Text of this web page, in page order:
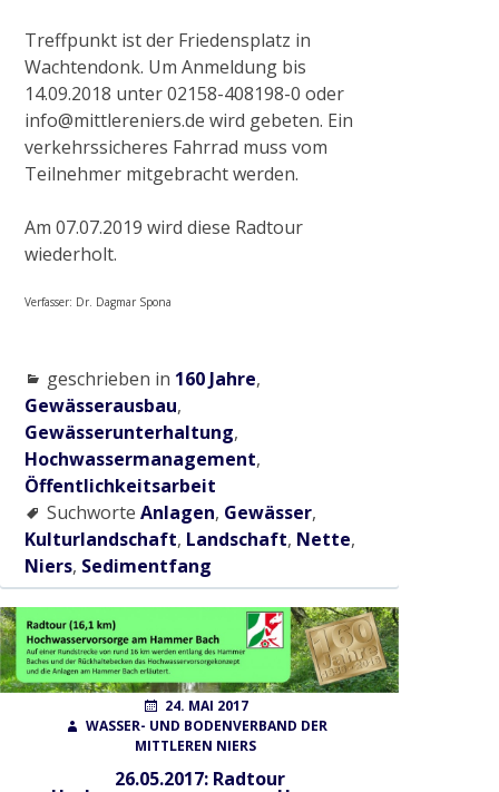
Grefrath-Vinkrath
2016
Gewässerrenaturierung Zweigkanal –
Mündung
Radtour zum historischen Wehr
Gewässerausbau Cloer am Bettrather Dyk
Sohlschalenentnahme
Radtour „Wasserwirtschaft rund um Grefrath“
Radtour „Hochwasservorsorge am Hammer
Bach“
Treffpunkt ist der Friedensplatz in
Wachtendonk. Um Anmeldung bis
14.09.2018 unter 02158-408198-0 oder
info@mittlereniers.de wird gebeten. Ein
verkehrssicheres Fahrrad muss vom
Teilnehmer mitgebracht werden.
Am 07.07.2019 wird diese Radtour
wiederholt.
Verfasser: Dr. Dagmar Spona
geschrieben in 160 Jahre,
Gewässerausbau,
Gewässerunterhaltung,
Hochwassermanagement,
Öffentlichkeitsarbeit
Suchworte Anlagen, Gewässer,
Kulturlandschaft, Landschaft, Nette,
Niers, Sedimentfang
POSTED
ON
24. MAI 2017
WASSER- UND BODENVERBAND DER
MITTLEREN NIERS
26.05.2017: Radtour